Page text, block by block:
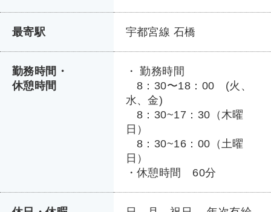
最寄駅 宇都宮線 石橋
勤務時間・
休憩時間
・ 勤務時間
8：30〜18：00 (火、
水、金)
8：30~17：30（木曜
日）
8：30~16：00（土曜
日）
・休憩時間 60分